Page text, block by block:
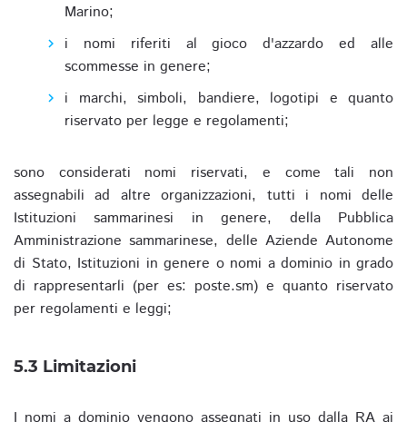
Marino;
i nomi riferiti al gioco d'azzardo ed alle
scommesse in genere;
i marchi, simboli, bandiere, logotipi e quanto
riservato per legge e regolamenti;
sono considerati nomi riservati, e come tali non
assegnabili ad altre organizzazioni, tutti i nomi delle
Istituzioni sammarinesi in genere, della Pubblica
Amministrazione sammarinese, delle Aziende Autonome
di Stato, Istituzioni in genere o nomi a dominio in grado
di rappresentarli (per es: poste.sm) e quanto riservato
per regolamenti e leggi;
5.3 Limitazioni